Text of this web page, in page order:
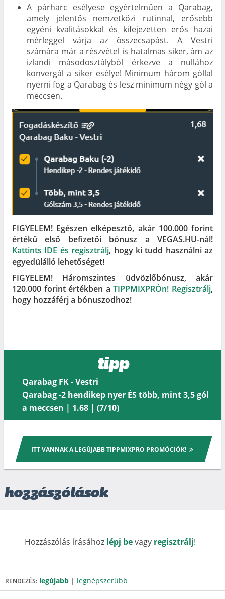
A párharc esélyese egyértelműen a Qarabag,
amely jelentős nemzetközi rutinnal, erősebb
egyéni kvalitásokkal és kifejezetten erős hazai
mérleggel várja az összecsapást. A Vestri
számára már a részvétel is hatalmas siker, ám az
izlandi másodosztályból érkezve a nullához
konvergál a siker esélye! Minimum három góllal
nyerni fog a Qarabag és lesz minimum négy gól a
meccsen.
FIGYELEM! Egészen elképesztő, akár 100.000 forint
értékű első befizetői bónusz a VEGAS.HU-nál!
Kattints IDE és regisztrálj, hogy ki tudd használni az
egyedülálló lehetőséget!
FIGYELEM! Háromszintes üdvözlőbónusz, akár
120.000 forint értékben aTIPPMIXPRÓn! Regisztrálj,
hogy hozzáférj a bónuszodhoz!
tipp
Qarabag FK - Vestri
Qarabag -2 hendikep nyer ÉS több, mint 3,5 gól
a meccsen | 1.68 | (7/10)
ITT VANNAK A LEGÚJABB TIPPMIXPRO PROMÓCIÓK!
hozzászólások
Hozzászólás írásához lépj bevagy regisztrálj!
RENDEZÉS: legújabb | legnépszerűbb